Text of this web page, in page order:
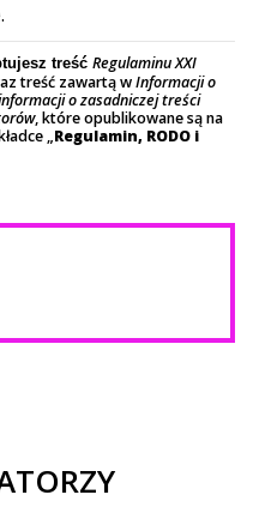
treść Regulaminu XXI
treść zawartą wInformacji o
o zasadniczej treści
, które opublikowane są na
„Regulamin, RODO i